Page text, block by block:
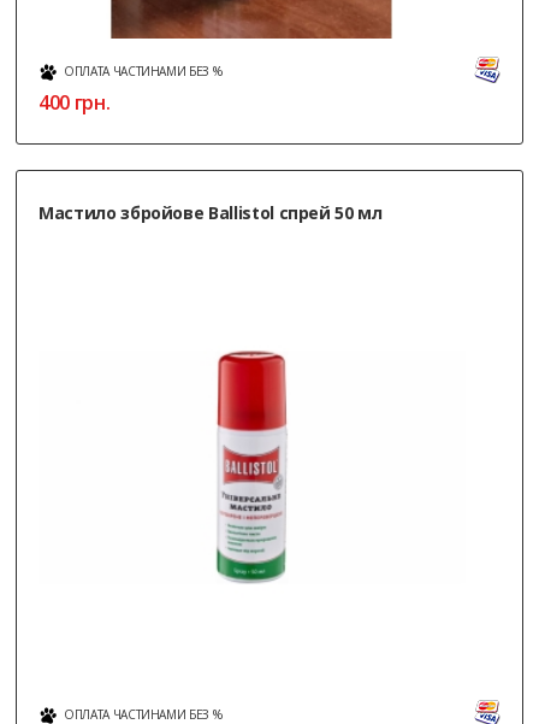
ОПЛАТА ЧАСТИНАМИ БЕЗ %
400грн.
Мастило збройове Ballistol спрей 50 мл
ОПЛАТА ЧАСТИНАМИ БЕЗ %